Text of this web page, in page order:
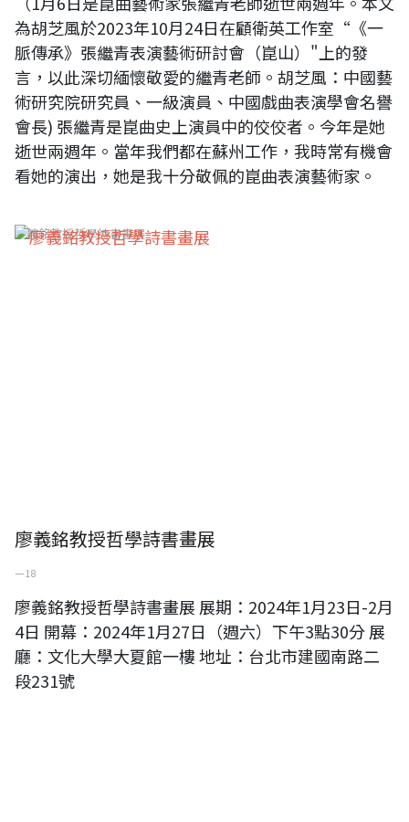
為胡芝風於2023年10月24日在顧衛英工作室“《一
脈傳承》張繼青表演藝術研討會（崑山）"上的發
言，以此深切緬懷敬愛的繼青老師。胡芝風：中國藝
術研究院研究員、一級演員、中國戲曲表演學會名譽
會長) 張繼青是崑曲史上演員中的佼佼者。今年是她
逝世兩週年。當年我們都在蘇州工作，我時常有機會
看她的演出，她是我十分敬佩的崑曲表演藝術家。
廖義銘教授哲學詩書畫展
廖義銘教授哲學詩書畫展
一 18
廖義銘教授哲學詩書畫展 展期：2024年1月23日-2月
4日 開幕：2024年1月27日（週六）下午3點30分 展
廳：文化大學大夏館一樓 地址：台北市建國南路二
段231號